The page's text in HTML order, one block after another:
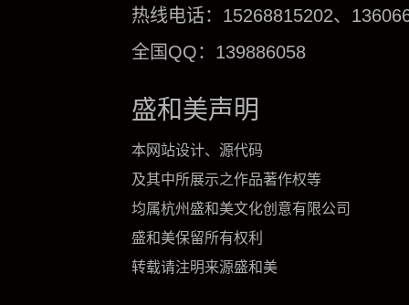
热线电话：15268815202、
全国QQ：139886058
盛和美声明
本网站设计、源代码
及其中所展示之作品著作权等
均属杭州盛和美文化创意有限公司
盛和美保留所有权利
转载请注明来源盛和美